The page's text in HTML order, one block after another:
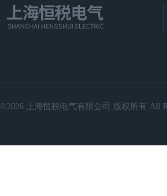
©2026 上海恒税电气有限公司 版权所有 All